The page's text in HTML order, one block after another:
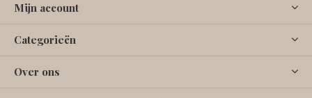
Mijn account
Categorieën
Over ons